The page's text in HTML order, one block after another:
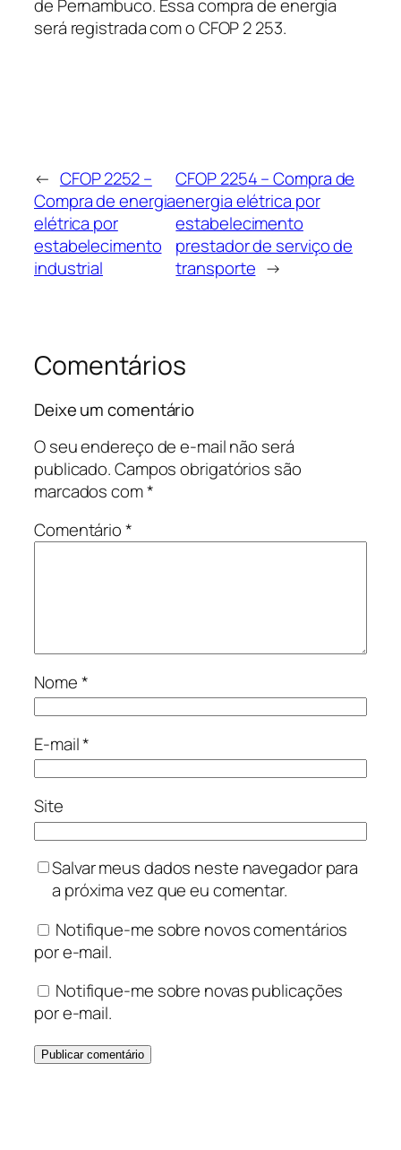
de Pernambuco. Essa compra de energia
será registrada com o CFOP 2 253.
← CFOP 2252 –
Compra de energia
elétrica por
estabelecimento
industrial
CFOP 2254 – Compra de
energia elétrica por
estabelecimento
prestador de serviço de
transporte →
Comentários
Deixe um comentário
O seu endereço de e-mail não será
publicado.Campos obrigatórios são
marcados com*
Comentário*
Nome*
E-mail*
Site
Salvar meus dados neste navegador para
a próxima vez que eu comentar.
Notifique-me sobre novos comentários
por e-mail.
Notifique-me sobre novas publicações
por e-mail.